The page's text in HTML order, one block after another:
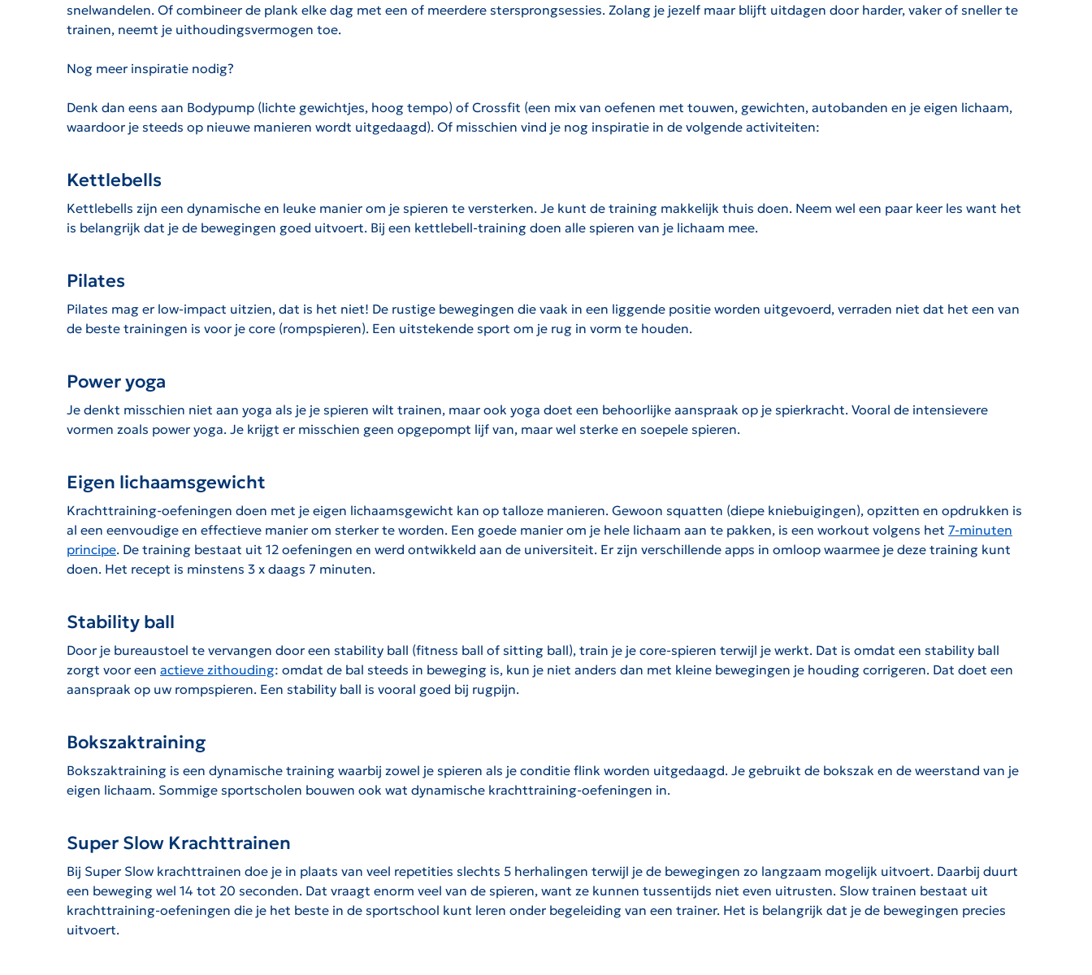
snelwandelen. Of combineer de plank elke dag met een of meerdere stersprongsessies. Zolang je jezelf maar blijft uitdagen door harder, vaker of sneller te
trainen, neemt je uithoudingsvermogen toe.
Nog meer inspiratie nodig?
Denk dan eens aan Bodypump (lichte gewichtjes, hoog tempo) of Crossfit (een mix van oefenen met touwen, gewichten, autobanden en je eigen lichaam,
waardoor je steeds op nieuwe manieren wordt uitgedaagd). Of misschien vind je nog inspiratie in de volgende activiteiten:
Kettlebells
Kettlebells zijn een dynamische en leuke manier om je spieren te versterken. Je kunt de training makkelijk thuis doen. Neem wel een paar keer les want het
is belangrijk dat je de bewegingen goed uitvoert. Bij een kettlebell-training doen alle spieren van je lichaam mee.
Pilates
Pilates mag er low-impact uitzien, dat is het niet! De rustige bewegingen die vaak in een liggende positie worden uitgevoerd, verraden niet dat het een van
de beste trainingen is voor je core (rompspieren). Een uitstekende sport om je rug in vorm te houden.
Power yoga
Je denkt misschien niet aan yoga als je je spieren wilt trainen, maar ook yoga doet een behoorlijke aanspraak op je spierkracht. Vooral de intensievere
vormen zoals power yoga. Je krijgt er misschien geen opgepompt lijf van, maar wel sterke en soepele spieren.
Eigen lichaamsgewicht
Krachttraining-oefeningen doen met je eigen lichaamsgewicht kan op talloze manieren. Gewoon squatten (diepe kniebuigingen), opzitten en opdrukken is
al een eenvoudige en effectieve manier om sterker te worden. Een goede manier om je hele lichaam aan te pakken, is een workout volgens het 7-minuten
principe. De training bestaat uit 12 oefeningen en werd ontwikkeld aan de universiteit. Er zijn verschillende apps in omloop waarmee je deze training kunt
doen. Het recept is minstens 3 x daags 7 minuten.
Stability ball
Door je bureaustoel te vervangen door een stability ball (fitness ball of sitting ball), train je je core-spieren terwijl je werkt. Dat is omdat een stability ball
zorgt voor een actieve zithouding: omdat de bal steeds in beweging is, kun je niet anders dan met kleine bewegingen je houding corrigeren. Dat doet een
aanspraak op uw rompspieren. Een stability ball is vooral goed bij rugpijn.
Bokszaktraining
Bokszaktraining is een dynamische training waarbij zowel je spieren als je conditie flink worden uitgedaagd. Je gebruikt de bokszak en de weerstand van je
eigen lichaam. Sommige sportscholen bouwen ook wat dynamische krachttraining-oefeningen in.
Super Slow Krachttrainen
Bij Super Slow krachttrainen doe je in plaats van veel repetities slechts 5 herhalingen terwijl je de bewegingen zo langzaam mogelijk uitvoert. Daarbij duurt
een beweging wel 14 tot 20 seconden. Dat vraagt enorm veel van de spieren, want ze kunnen tussentijds niet even uitrusten. Slow trainen bestaat uit
krachttraining-oefeningen die je het beste in de sportschool kunt leren onder begeleiding van een trainer. Het is belangrijk dat je de bewegingen precies
uitvoert.